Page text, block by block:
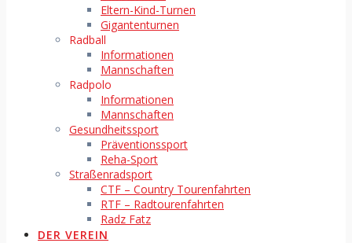
Eltern-Kind-Turnen
Gigantenturnen
Radball
Informationen
Mannschaften
Radpolo
Informationen
Mannschaften
Gesundheitssport
Präventionssport
Reha-Sport
Straßenradsport
CTF – Country Tourenfahrten
RTF – Radtourenfahrten
Radz Fatz
DER VEREIN